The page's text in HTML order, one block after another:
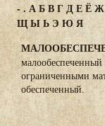
- . АБВГДЕЁЖ
ЩЫЬЭ ЮЯ
ограниченными
обеспеченный.